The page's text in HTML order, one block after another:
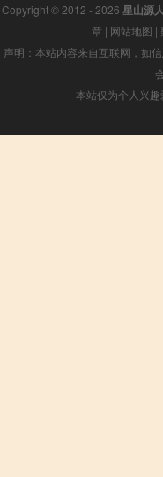
Copyright © 2012 - 2026 星山源
章 | 网站地图 |
声明：本站内容来自互联网，如
本站仅为个人兴